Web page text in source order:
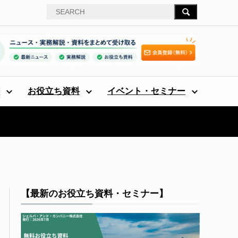
お役立ち資料 イベント・セミナー
【最新のお役立ち資料・セミナー】